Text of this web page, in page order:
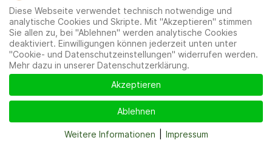
Mitglieder Impressum Datenschutzerklärung
Cookie-
und Datenschutzeinstellungen
Diese Webseite verwendet technisch notwendige und
analytische Cookies und Skripte. Mit "Akzeptieren" stimmen
Sie allen zu, bei "Ablehnen" werden analytische Cookies
deaktiviert. Einwilligungen können jederzeit unten unter
"Cookie- und Datenschutzeinstellungen" widerrufen werden.
Mehr dazu in unserer Datenschutzerklärung.
Akzeptieren
Ablehnen
Weitere Informationen Impressum